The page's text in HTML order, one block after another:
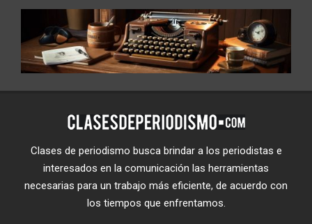
Clases de periodismo busca brindar a los periodistas e
interesados en la comunicación las herramientas
necesarias para un trabajo más eficiente, de acuerdo con
los tiempos que enfrentamos.